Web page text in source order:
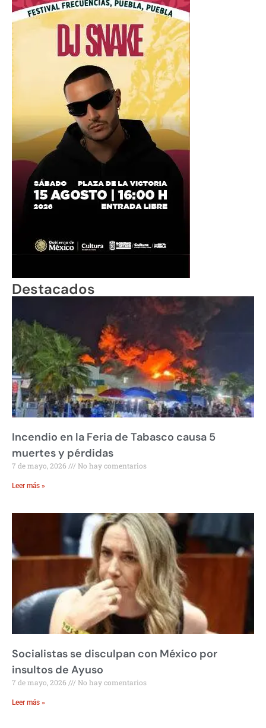
Destacados
Incendio en la Feria de Tabasco causa 5
muertes y pérdidas
7 de mayo, 2026 No hay comentarios
Leer más »
Socialistas se disculpan con México por
insultos de Ayuso
7 de mayo, 2026 No hay comentarios
Leer más »